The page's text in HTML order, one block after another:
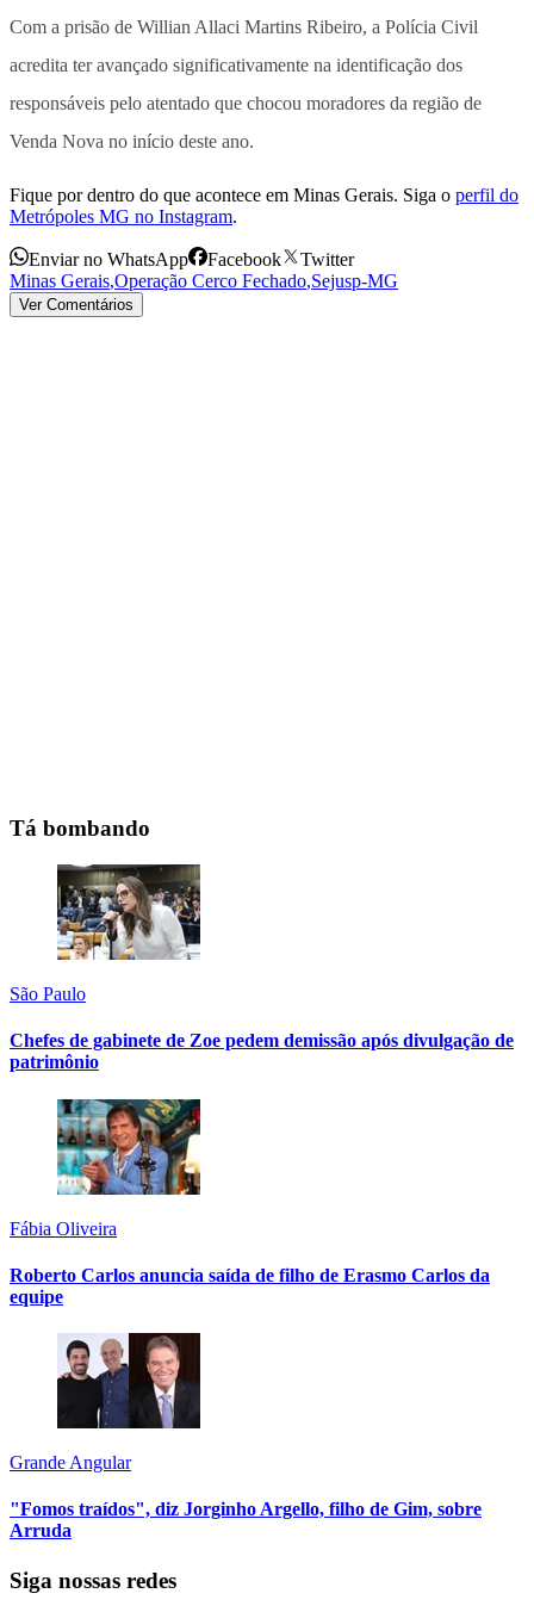
Com a prisão de Willian Allaci Martins Ribeiro, a Polícia Civil
acredita ter avançado significativamente na identificação dos
responsáveis pelo atentado que chocou moradores da região de
Venda Nova no início deste ano.
Fique por dentro do que acontece em Minas Gerais. Siga o perfil do
Metrópoles MG no Instagram.
Enviar no WhatsApp Facebook
Twitter
Minas Gerais,Operação Cerco Fechado,Sejusp-MG
Ver Comentários
Tá bombando
São Paulo
Chefes de gabinete de Zoe pedem demissão após divulgação de
patrimônio
Fábia Oliveira
Roberto Carlos anuncia saída de filho de Erasmo Carlos da
equipe
Grande Angular
"Fomos traídos", diz Jorginho Argello, filho de Gim, sobre
Arruda
Siga nossas redes